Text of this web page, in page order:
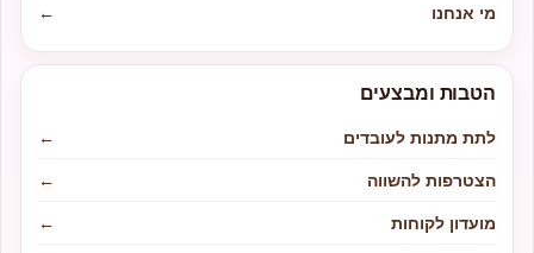
מי אנחנו
←
הטבות ומבצעים
לתת מתנות לעובדים
←
הצטרפות להשווה
←
מועדון לקוחות
←